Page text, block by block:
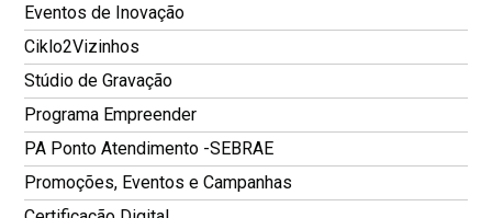
Eventos de Inovação
Ciklo2Vizinhos
Stúdio de Gravação
Programa Empreender
PA Ponto Atendimento -SEBRAE
Promoções, Eventos e Campanhas